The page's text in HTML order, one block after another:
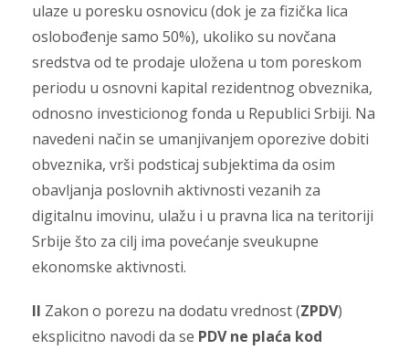
ulaze u poresku osnovicu (dok je za fizička lica
oslobođenje samo 50%), ukoliko su novčana
sredstva od te prodaje uložena u tom poreskom
periodu u osnovni kapital rezidentnog obveznika,
odnosno investicionog fonda u Republici Srbiji. Na
navedeni način se umanjivanjem oporezive dobiti
obveznika, vrši podsticaj subjektima da osim
obavljanja poslovnih aktivnosti vezanih za
digitalnu imovinu, ulažu i u pravna lica na teritoriji
Srbije što za cilj ima povećanje sveukupne
ekonomske aktivnosti.
II Zakon o porezu na dodatu vrednost (ZPDV)
eksplicitno navodi da se PDV ne plaća kod